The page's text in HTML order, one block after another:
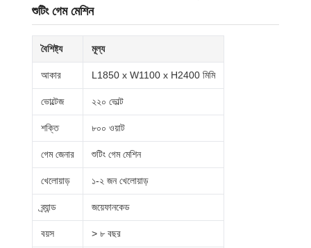
শুটিং গেম মেশিন
বৈশিষ্ট্য মূল্য
আকার L1850 x W1100 x H2400 মিমি
ভোল্টেজ ২২০ ভোল্ট
শক্তি ৮০০ ওয়াট
গেম জেনার শুটিং গেম মেশিন
খেলোয়াড় ১-২ জন খেলোয়াড়
ব্র্যান্ড জয়েফানকেড
বয়স > ৮ বছর